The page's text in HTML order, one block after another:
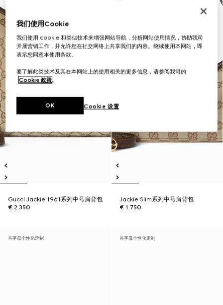
Gucci Jackie 1961系列中号肩背包
€ 2.350
Jackie Slim系列中号肩背包
€ 1.750
首字母个性化定制 首字母个性化定制
我们使用Cookie
我们使用 cookie 和类似技术来增强网站导航，分析网站使用情况，协助我司
开展营销工作，并允许您在社交网络上共享我们的内容。继续使用本网站，即
表示您同意本使用条款。
要了解此类技术及其在本网站上的使用相关的更多信息，请参阅我司的
Cookie 政策。
Cookie 设置
OK